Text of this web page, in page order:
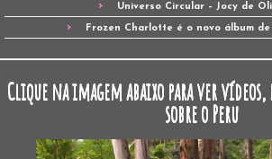
Universo Circular – Jocy de
Frozen Charlotte é o novo álbum de
Clique na imagem abaixo para ver
sobre o Peru